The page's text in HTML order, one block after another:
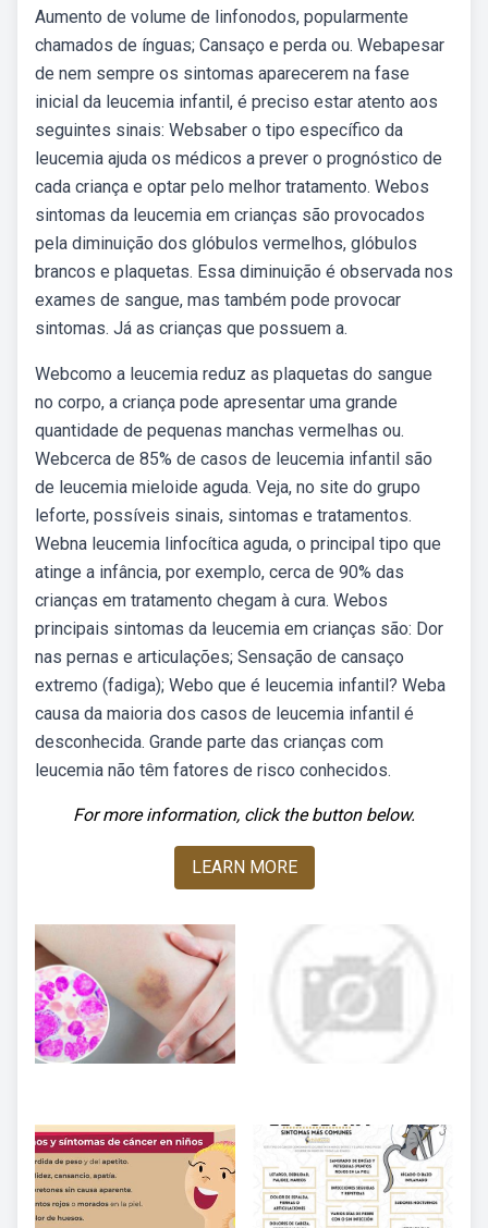
Aumento de volume de linfonodos, popularmente
chamados de ínguas; Cansaço e perda ou. Webapesar
de nem sempre os sintomas aparecerem na fase
inicial da leucemia infantil, é preciso estar atento aos
seguintes sinais: Websaber o tipo específico da
leucemia ajuda os médicos a prever o prognóstico de
cada criança e optar pelo melhor tratamento. Webos
sintomas da leucemia em crianças são provocados
pela diminuição dos glóbulos vermelhos, glóbulos
brancos e plaquetas. Essa diminuição é observada nos
exames de sangue, mas também pode provocar
sintomas. Já as crianças que possuem a.
Webcomo a leucemia reduz as plaquetas do sangue
no corpo, a criança pode apresentar uma grande
quantidade de pequenas manchas vermelhas ou.
Webcerca de 85% de casos de leucemia infantil são
de leucemia mieloide aguda. Veja, no site do grupo
leforte, possíveis sinais, sintomas e tratamentos.
Webna leucemia linfocítica aguda, o principal tipo que
atinge a infância, por exemplo, cerca de 90% das
crianças em tratamento chegam à cura. Webos
principais sintomas da leucemia em crianças são: Dor
nas pernas e articulações; Sensação de cansaço
extremo (fadiga); Webo que é leucemia infantil? Weba
causa da maioria dos casos de leucemia infantil é
desconhecida. Grande parte das crianças com
leucemia não têm fatores de risco conhecidos.
For more information, click the button below.
LEARN MORE